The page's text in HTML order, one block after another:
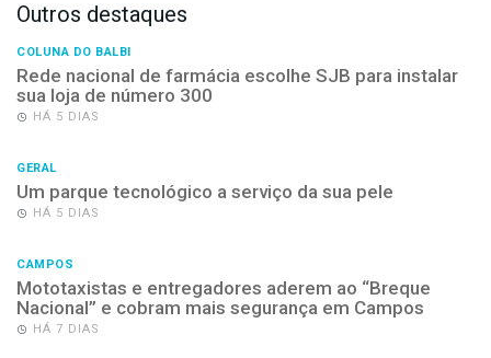
Outros destaques
COLUNA DO BALBI
Rede nacional de farmácia escolhe SJB para instalar
sua loja de número 300
HÁ 5 DIAS
GERAL
Um parque tecnológico a serviço da sua pele
HÁ 5 DIAS
CAMPOS
Mototaxistas e entregadores aderem ao “Breque
Nacional” e cobram mais segurança em Campos
HÁ 7 DIAS